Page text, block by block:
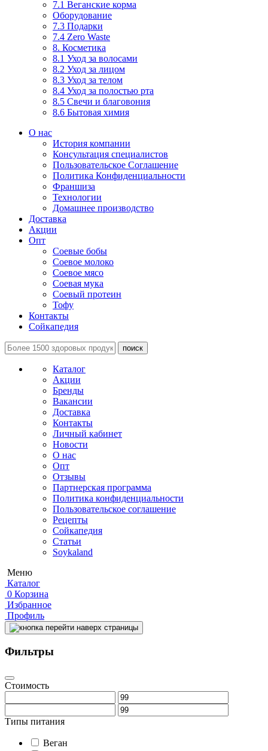
7.1 Веганские корма
Оборудование
7.3 Подарки
7.4 Zero Waste
8. Косметика
8.1 Уход за волосами
8.2 Уход за лицом
8.3 Уход за телом
8.4 Уход за полостью рта
8.5 Свечи и благовония
8.6 Бытовая химия
О нас
История компании
Консультация специалистов
Пользовательское Соглашение
Политика Конфиденциальности
Франшиза
Технологии
Домашнее производство
Доставка
Акции
Опт
Соевые бобы
Соевое молоко
Соевое мясо
Соевая мука
Соевый протеин
Тофу
Контакты
Сойкапедия
поиск
Каталог
Акции
Бренды
Вакансии
Доставка
Контакты
Личный кабинет
Новости
О нас
Опт
Отзывы
Партнерская программа
Политика конфиденциальности
Пользовательское соглашение
Рецепты
Сойкапедия
Статьи
Soykaland
Меню
Каталог
0 Корзина
Избранное
Профиль
Фильтры
Стоимость
Типы питания
Веган